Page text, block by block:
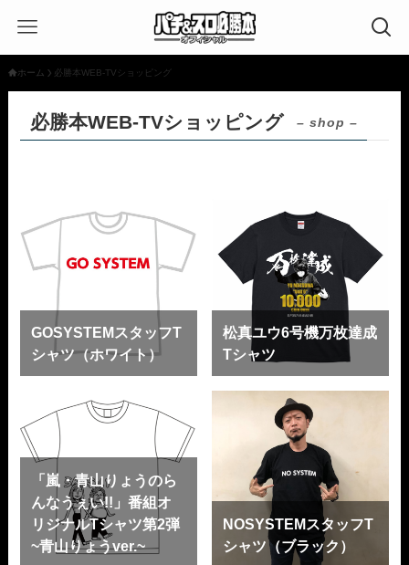
ホーム 必勝本WEB-TVショッピング
必勝本WEB-TVショッピング – shop –
GOSYSTEMスタッフT
シャツ（ホワイト）
松真ユウ6号機万枚達成
Tシャツ
「嵐・青山りょうのら
んなうぇい!!」番組オ
リジナルTシャツ第2弾
~青山りょうver.~
NOSYSTEMスタッフT
シャツ（ブラック）